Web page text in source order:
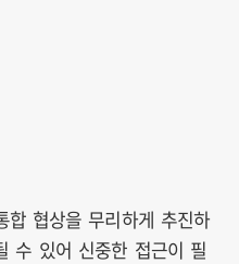
합 협상을 무리하게 추진하
수 있어 신중한 접근이 필